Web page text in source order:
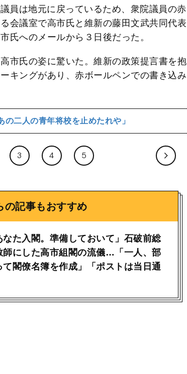
員は地元に戻っているため、衆院議員の赤
会議室で高市氏と維新の藤田文武共同代表
氏へのメールから３日後だった。
市氏の姿に驚いた。維新の政策提言書を抱
キングがあり、赤ボールペンでの書き込み
の二人の青年将校を止めたれや」
3 4 5
の記事もおすすめ
なた入閣。準備しておいて」石破前総
師にした高市組閣の流儀…「一人、部
て閣僚名簿を作成」「ポストは当日通